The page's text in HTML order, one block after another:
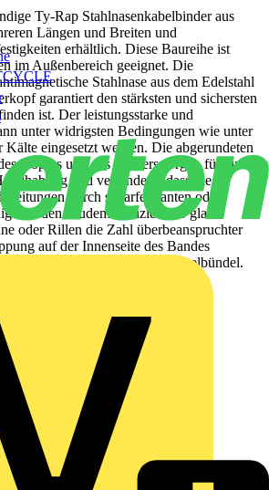
Ty-Rap Stahlnasenkabelbinder aus
Längen und Breiten und
erhältlich. Diese Baureihe ist
im Außenbereich geeignet. Die
Stahlnase aus dem Edelstahl
garantiert den stärksten und sichersten
ist. Der leistungsstarke und
unter widrigsten Bedingungen wie unter
eingesetzt werden. Die abgerundeten
Kopfes und des Binders sorgen für eine
und verhindern, dass die
durch scharfe Kanten oder
werden. Zudem reduziert der glatte
oder Rillen die Zahl überbeanspruchter
auf der Innenseite des Bandes
Sitz des Binders auf dem Kabelbündel.
ergänzt das Sortiment.